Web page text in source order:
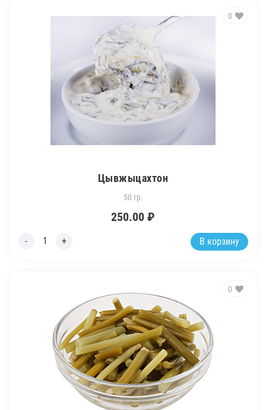
0
Цывжыцахтон
50 гр.
250.00 ₽
В корзину
0